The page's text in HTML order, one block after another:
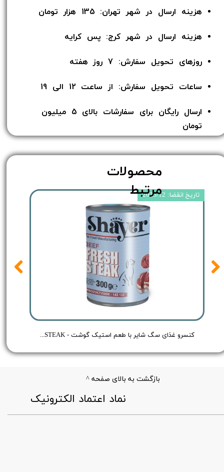
هزینه ارسال در شهر تهران: 135 هزار تومان
هزینه ارسال در شهر کرج: پس کرایه
روزهای تحویل سفارش: 7 روز هفته
ساعات تحویل سفارش: از ساعت 12 الی 19
ارسال رایگان برای سفارشات بالای 5 میلیون
تومان​​​​​​​
کنسرو غذای سگ شایر با طعم استیک گوشت - Shayer BEEF FRESH STEAK - وزن 300 گرم
تاریخ انقضا: 2025/12
محصولات
مرتبط
بازگشت به بالای صفحه ^
​نماد اعتماد الکترونیک